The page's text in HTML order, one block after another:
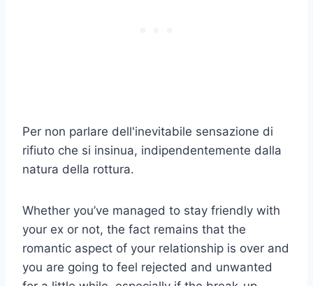
Per non parlare dell'inevitabile sensazione di
rifiuto che si insinua, indipendentemente dalla
natura della rottura.
Whether you’ve managed to stay friendly with
your ex or not, the fact remains that the
romantic aspect of your relationship is over and
you are going to feel rejected and unwanted